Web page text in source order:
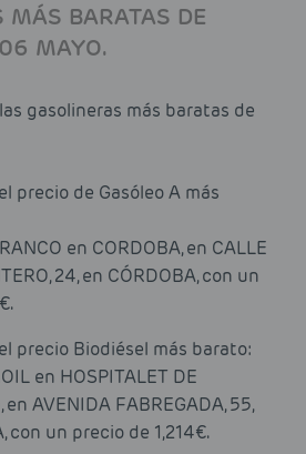
MÁS BARATAS DE
MAYO.
gasolineras más baratas de
precio de Gasóleo A más
en CORDOBA, en CALLE
24, en CÓRDOBA, con un
precio Biodiésel más barato:
en HOSPITALET DE
en AVENIDA FABREGADA, 55,
con un precio de 1,214€.